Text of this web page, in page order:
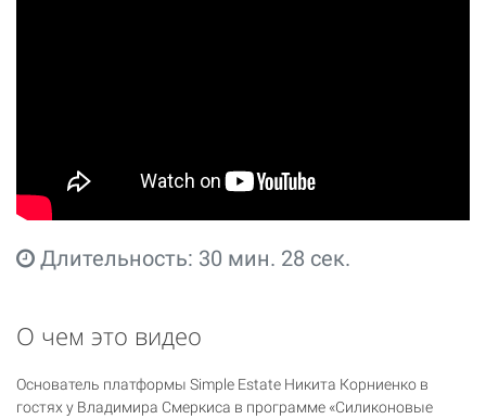
Длительность: 30 мин. 28 сек.
О чем это видео
Основатель платформы Simple Estate Никита Корниенко в
гостях у Владимира Смеркиса в программе «Силиконовые